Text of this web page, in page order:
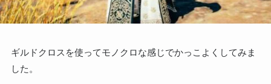
ギルドクロスを使ってモノクロな感じでかっこよくしてみま
した。